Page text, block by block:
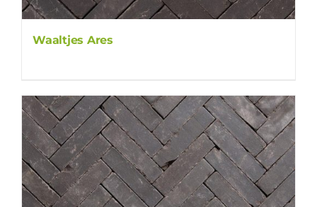
Waaltjes Ares